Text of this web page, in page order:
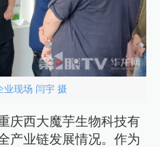
业现场 闫宇 摄
庆西大魔芋生物科技有
产业链发展情况。作为